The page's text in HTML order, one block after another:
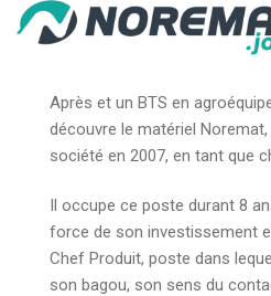
Après et un BTS en
découvre le matériel
société en 2007, en tant que
Il occupe ce poste durant 8
force de son investissement
Chef Produit, poste dans
son bagou, son sens du